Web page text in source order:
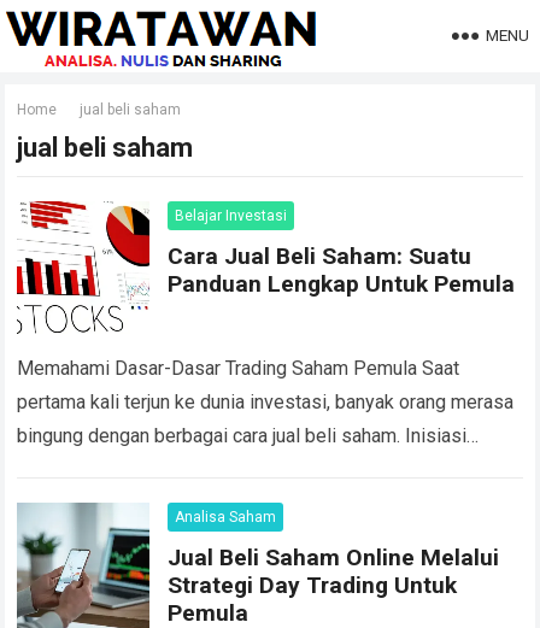
MENU
Home jual beli saham
jual beli saham
Belajar Investasi
Cara Jual Beli Saham: Suatu
Panduan Lengkap Untuk Pemula
Memahami Dasar-Dasar Trading Saham Pemula Saat
pertama kali terjun ke dunia investasi, banyak orang merasa
bingung dengan berbagai cara jual beli saham. Inisiasi
Read more
Analisa Saham
Jual Beli Saham Online Melalui
Strategi Day Trading Untuk
Pemula